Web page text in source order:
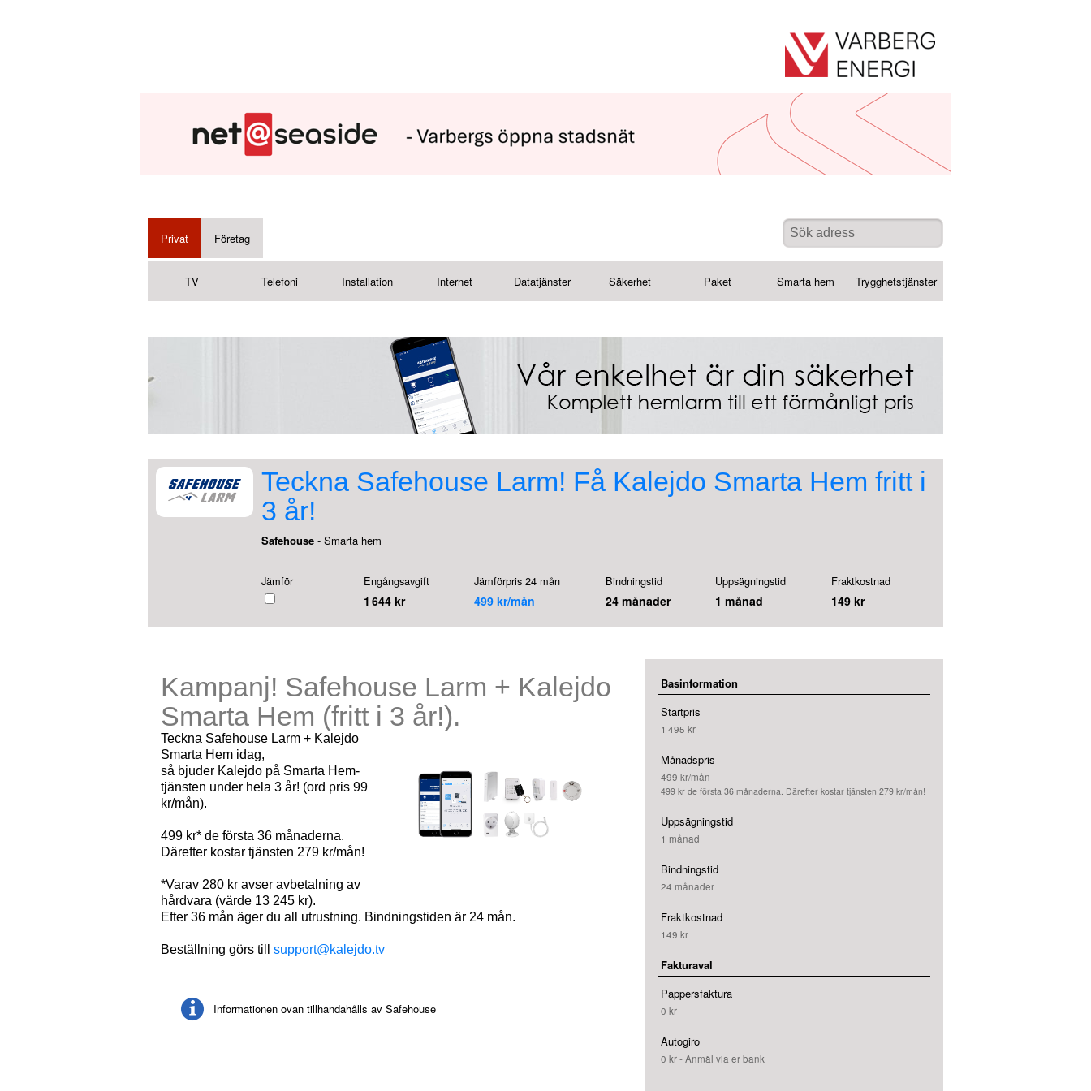
Privat Företag
TV Telefoni Installation Internet Datatjänster Säkerhet Paket Smarta hem Trygghetstjänster
Teckna Safehouse Larm! Få Kalejdo Smarta Hem fritt i
3 år!
Safehouse - Smarta hem
Jämför Engångsavgift
1 644 kr
Jämförpris 24 mån
499 kr/mån
Bindningstid
24 månader
Uppsägningstid
1 månad
Fraktkostnad
149 kr
Kampanj! Safehouse Larm + Kalejdo
Smarta Hem (fritt i 3 år!).
Teckna Safehouse Larm + Kalejdo
Smarta Hem idag,
så bjuder Kalejdo på Smarta Hem-
tjänsten under hela 3 år! (ord pris 99
kr/mån).
499 kr* de första 36 månaderna.
Därefter kostar tjänsten 279 kr/mån!
*Varav 280 kr avser avbetalning av
hårdvara (värde 13 245 kr).
Efter 36 mån äger du all utrustning. Bindningstiden är 24 mån.
Beställning görs till support@kalejdo.tv
Informationen ovan tillhandahålls av Safehouse
Basinformation
Startpris
1 495 kr
Månadspris
499 kr/mån
499 kr de första 36 månaderna. Därefter kostar tjänsten 279 kr/mån!
Uppsägningstid
1 månad
Bindningstid
24 månader
Fraktkostnad
149 kr
Fakturaval
Pappersfaktura
0 kr
Autogiro
0 kr - Anmäl via er bank